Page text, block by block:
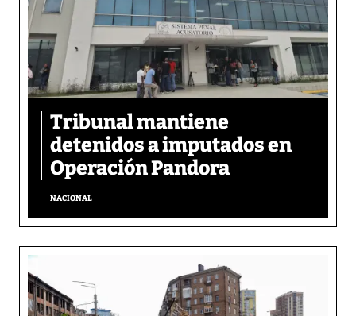
Tribunal mantiene
detenidos a imputados en
Operación Pandora
NACIONAL